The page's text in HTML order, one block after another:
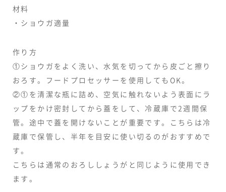
材料
・ショウガ適量
作り方
①ショウガをよく洗い、水気を切ってから皮ごと擦り
おろす。フードプロセッサーを使用してもOK。
②①を清潔な瓶に詰め、空気に触れないよう表面にラ
ップをかけ密封してから蓋をして、冷蔵庫で2週間保
管。途中で蓋を開けないことが重要です。こちらは冷
蔵庫で保管し、半年を目安に使い切るのがおすすめで
す。
こちらは通常のおろししょうがと同じように使用でき
ます。